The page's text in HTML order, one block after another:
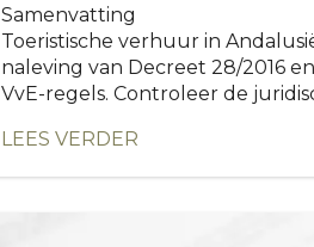
Samenvatting
Toeristische verhuur in
naleving van Decreet 28/2016
VvE-regels. Controleer de
LEES VERDER